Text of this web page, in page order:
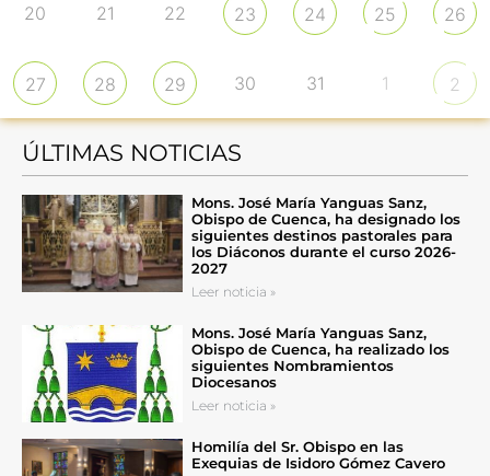
20 21 22 23 24 25 26
27 28 29 30 31 1 2
ÚLTIMAS NOTICIAS
Mons. José María Yanguas Sanz,
Obispo de Cuenca, ha designado los
siguientes destinos pastorales para
los Diáconos durante el curso 2026-
2027
Leer noticia »
Mons. José María Yanguas Sanz,
Obispo de Cuenca, ha realizado los
siguientes Nombramientos
Diocesanos
Leer noticia »
Homilía del Sr. Obispo en las
Exequias de Isidoro Gómez Cavero